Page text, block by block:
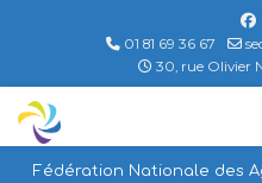
01 81 69 36 67
30, rue Olivier
Fédération Nationale des